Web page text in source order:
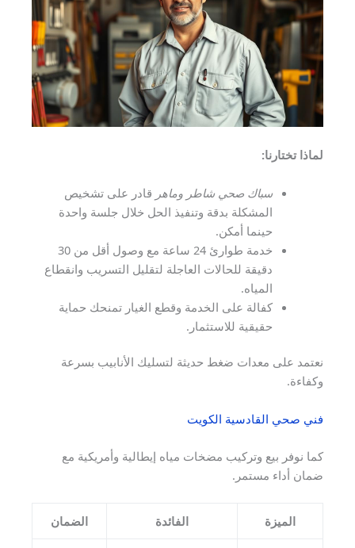
لماذا تختارنا:
سباك صحي شاطر وماهر قادر على تشخيص
المشكلة بدقة وتنفيذ الحل خلال جلسة واحدة
حينما أمكن.
خدمة طوارئ 24 ساعة مع وصول أقل من 30
دقيقة للحالات العاجلة لتقليل التسريب وانقطاع
المياه.
كفالة على الخدمة وقطع الغيار تمنحك حماية
حقيقية للاستثمار.
نعتمد على معدات ضغط حديثة لتسليك الأنابيب بسرعة
وكفاءة.
فني صحي القادسية الكويت
كما نوفر بيع وتركيب مضخات مياه إيطالية وأمريكية مع
ضمان أداء مستمر.
الميزة الفائدة الضمان